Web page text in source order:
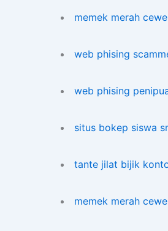
memek merah
web phising
web phising
situs bokep siswa
tante jilat bijik
memek merah